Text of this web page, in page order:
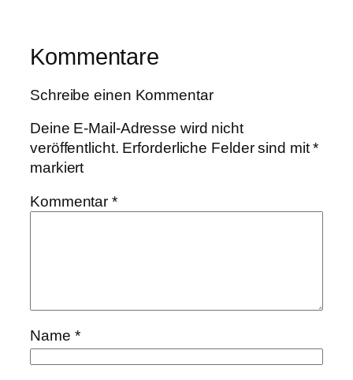
Kommentare
Schreibe einen Kommentar
Deine E-Mail-Adresse wird nicht
veröffentlicht. Erforderliche Felder sind mit*
markiert
Kommentar*
Name *